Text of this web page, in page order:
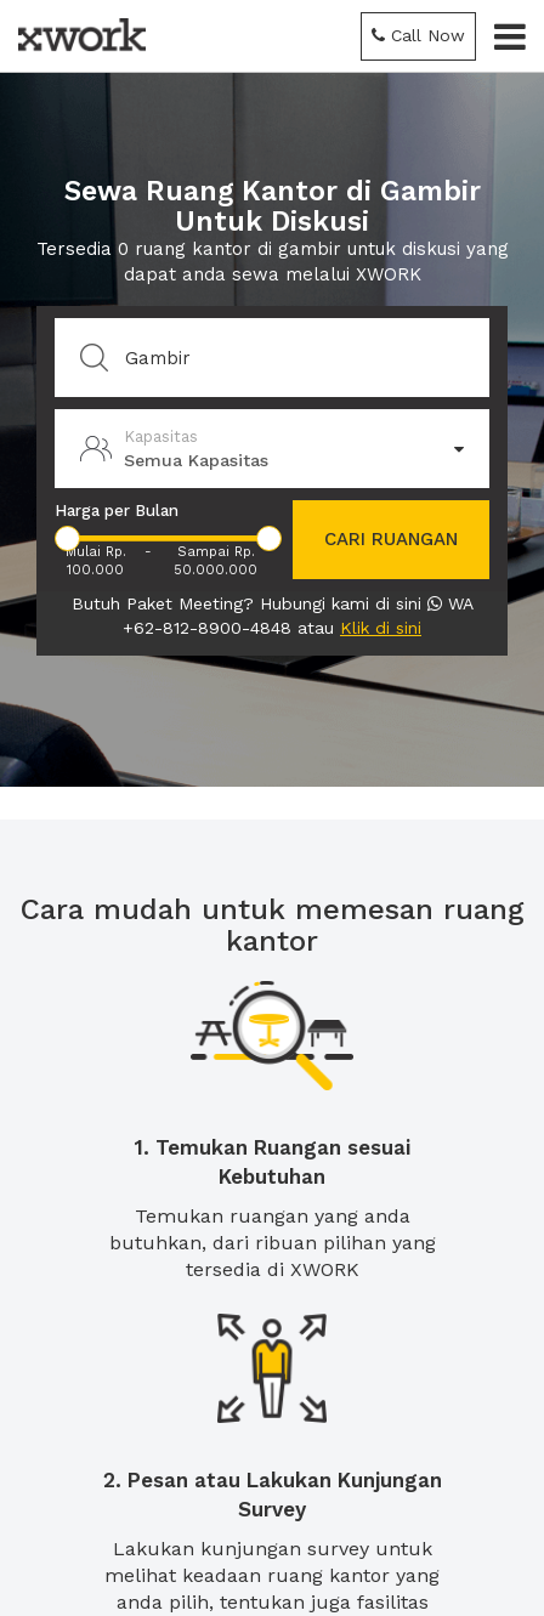
Call Now
Sewa Ruang Kantor di Gambir
Untuk Diskusi
Tersedia 0 ruang kantor di gambir untuk diskusi yang
dapat anda sewa melalui XWORK
Kapasitas
Semua Kapasitas
Harga per Bulan
Mulai Rp.
100.000
-
Sampai Rp.
50.000.000
CARI RUANGAN
Butuh Paket Meeting? Hubungi kami di sini
WA
+62-812-8900-4848 atau Klik di sini
Cara mudah untuk memesan ruang
kantor
1. Temukan Ruangan sesuai
Kebutuhan
Temukan ruangan yang anda
butuhkan, dari ribuan pilihan yang
tersedia di XWORK
2. Pesan atau Lakukan Kunjungan
Survey
Lakukan kunjungan survey untuk
melihat keadaan ruang kantor yang
anda pilih, tentukan juga fasilitas